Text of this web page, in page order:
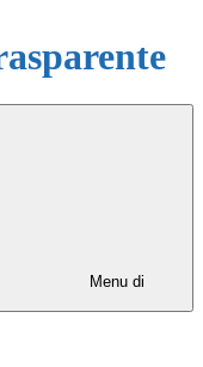
Menu di